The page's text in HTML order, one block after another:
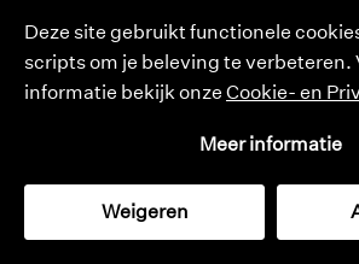
Deze site gebruikt functionele
scripts om je beleving te verbeteren.
informatie bekijk onze Cookie- en
Meer informatie
Weigeren
cultuurmonitor catalogus
Maxime van Haeren